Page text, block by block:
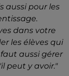
aussi pour les
dans votre
les élèves qui
aussi gérer
peut y avoir."